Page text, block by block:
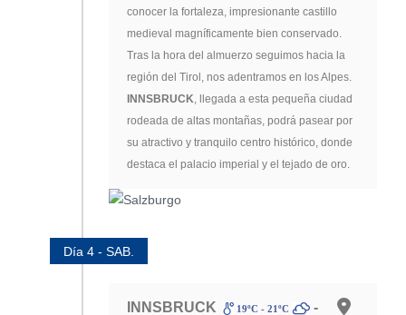
conocer la fortaleza, impresionante castillo
medieval magníficamente bien conservado.
Tras la hora del almuerzo seguimos hacia la
región del Tirol, nos adentramos en los Alpes.
INNSBRUCK, llegada a esta pequeña ciudad
rodeada de altas montañas, podrá pasear por
su atractivo y tranquilo centro histórico, donde
destaca el palacio imperial y el tejado de oro.
Día 4 - SAB.
INNSBRUCK 19ºC - 21ºC
-